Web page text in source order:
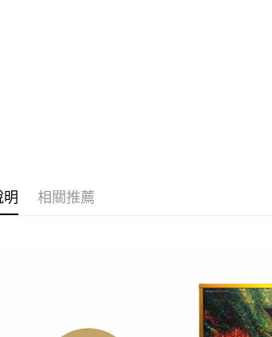
明 相關推薦